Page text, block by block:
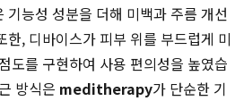
기능성 성분을 더해 미백과 주름 개선
, 디바이스가 피부 위를 부드럽게 미
도를 구현하여 사용 편의성을 높였습
방식은 meditherapy가 단순한 기